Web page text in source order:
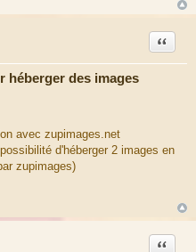
héberger des images
Citation
avec zupimages.net
d'héberger 2 images en
zupimages)
Citation